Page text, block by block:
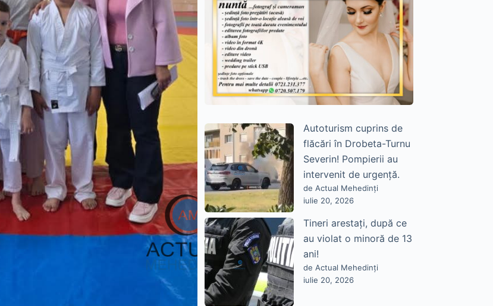
Autoturism cuprins de
flăcări în Drobeta-Turnu
Severin! Pompierii au
intervenit de urgență.
de Actual Mehedinți
iulie 20, 2026
Tineri arestați, după ce
au violat o minoră de 13
ani!
de Actual Mehedinți
iulie 20, 2026